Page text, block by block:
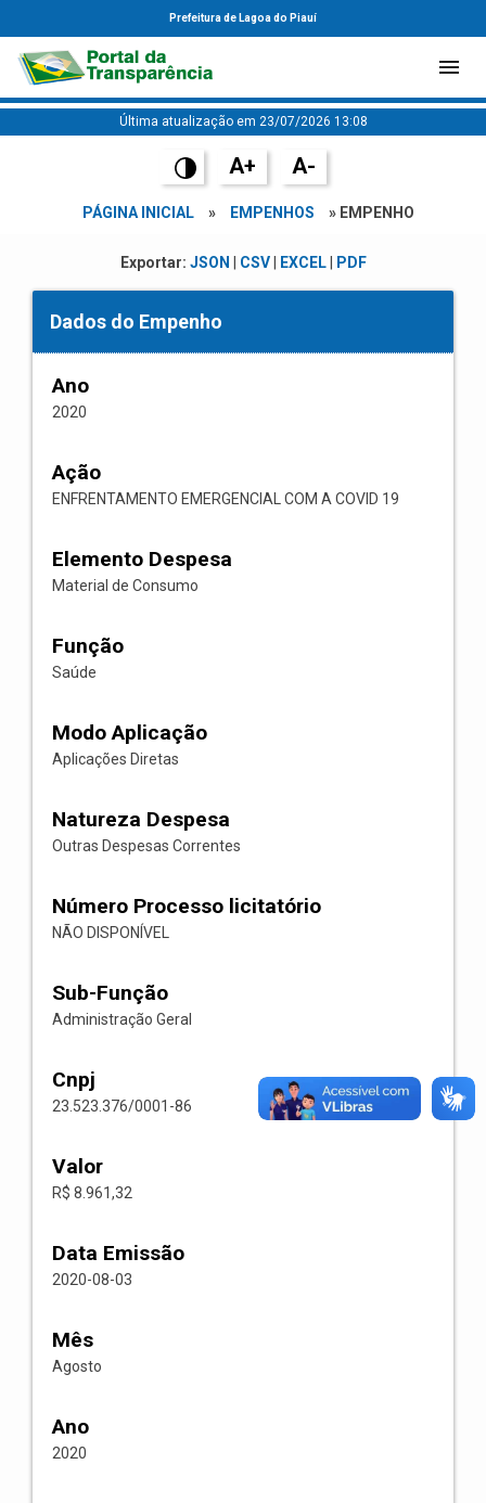
Prefeitura de Lagoa do Piauí
Última atualização em 23/07/2026 13:08
A+ A-
PÁGINA INICIAL » EMPENHOS » EMPENHO
Exportar: JSON CSV| EXCEL| PDF
Dados do Empenho
Ano
2020
Ação
ENFRENTAMENTO EMERGENCIAL COM A COVID 19
Elemento Despesa
Material de Consumo
Função
Saúde
Modo Aplicação
Aplicações Diretas
Natureza Despesa
Outras Despesas Correntes
Número Processo licitatório
NÃO DISPONÍVEL
Sub-Função
Administração Geral
Cnpj
23.523.376/0001-86
Valor
R$ 8.961,32
Data Emissão
2020-08-03
Mês
Agosto
Ano
2020